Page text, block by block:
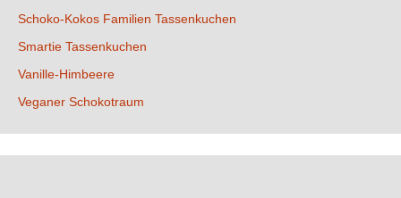
Schoko-Kokos Familien Tassenkuchen
Smartie Tassenkuchen
Vanille-Himbeere
Veganer Schokotraum